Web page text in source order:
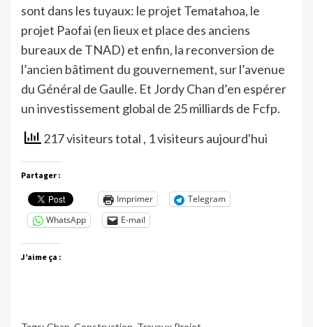
sont dans les tuyaux: le projet Tematahoa, le
projet Paofai (en lieux et place des anciens
bureaux de TNAD) et enfin, la reconversion de
l’ancien bâtiment du gouvernement, sur l’avenue
du Général de Gaulle. Et Jordy Chan d’en espérer
un investissement global de 25 milliards de Fcfp.
217 visiteurs total , 1 visiteurs aujourd'hui
Partager :
Imprimer
Telegram
WhatsApp
E-mail
J’aime ça :